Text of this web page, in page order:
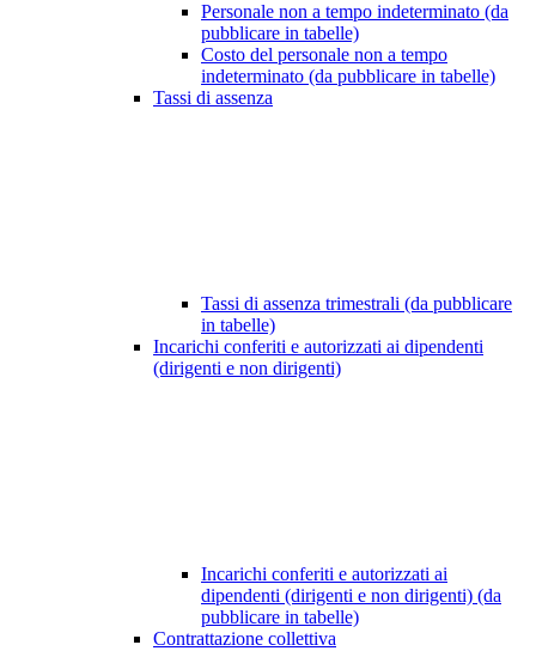
Personale non a tempo indeterminato (da
pubblicare in tabelle)
Costo del personale non a tempo
indeterminato (da pubblicare in tabelle)
Tassi di assenza
Tassi di assenza trimestrali (da pubblicare
in tabelle)
Incarichi conferiti e autorizzati ai dipendenti
(dirigenti e non dirigenti)
Incarichi conferiti e autorizzati ai
dipendenti (dirigenti e non dirigenti) (da
pubblicare in tabelle)
Contrattazione collettiva